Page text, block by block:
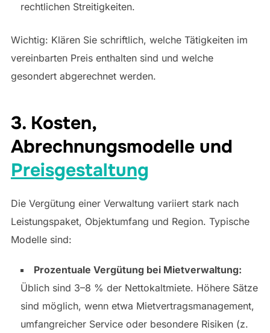
rechtlichen Streitigkeiten.
Wichtig: Klären Sie schriftlich, welche Tätigkeiten im
vereinbarten Preis enthalten sind und welche
gesondert abgerechnet werden.
3. Kosten,
Abrechnungsmodelle und
Preisgestaltung
Die Vergütung einer Verwaltung variiert stark nach
Leistungspaket, Objektumfang und Region. Typische
Modelle sind:
Prozentuale Vergütung bei Mietverwaltung:
Üblich sind 3–8 % der Nettokaltmiete. Höhere Sätze
sind möglich, wenn etwa Mietvertragsmanagement,
umfangreicher Service oder besondere Risiken (z.